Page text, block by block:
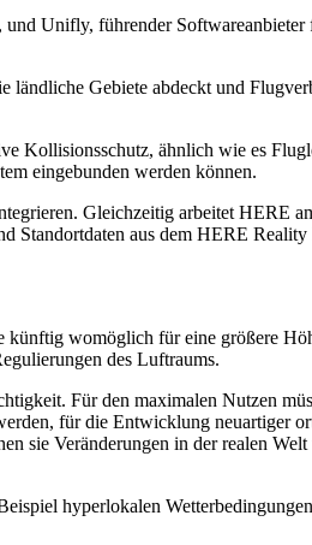
Unifly, führender Softwareanbieter
ländliche Gebiete abdeckt und
Kollisionsschutz, ähnlich wie es
eingebunden werden können.
Gleichzeitig arbeitet HERE
Standortdaten aus dem HERE
womöglich für eine größere
des Luftraums.
Für den maximalen Nutzen
für die Entwicklung neuartiger
sie Veränderungen in der realen
hyperlokalen